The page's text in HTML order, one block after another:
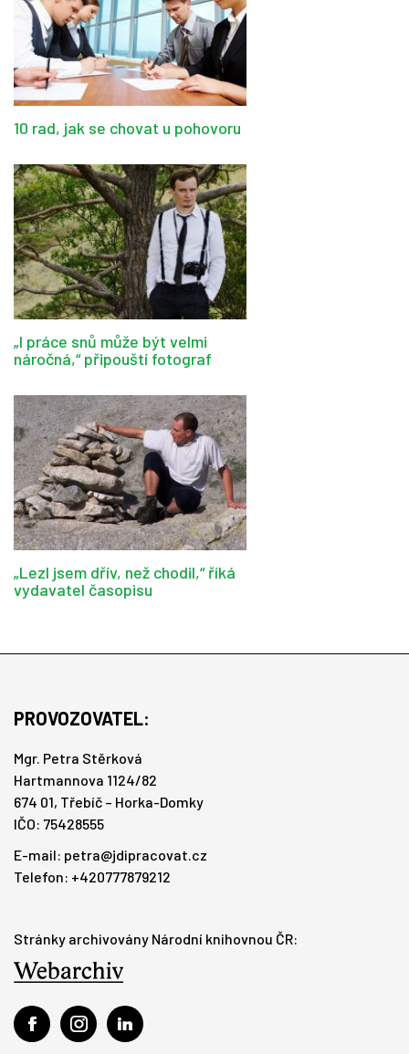
10 rad, jak se chovat u pohovoru
„I práce snů může být velmi
náročná,“ připouští fotograf
„Lezl jsem dřív, než chodil,“ říká
vydavatel časopisu
PROVOZOVATEL:
Mgr. Petra Stěrková
Hartmannova 1124/82
674 01, Třebíč – Horka-Domky
IČO: 75428555
E-mail: petra@jdipracovat.cz
Telefon: +420777879212
Stránky archivovány Národní knihovnou ČR: